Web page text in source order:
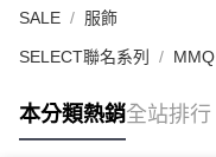
SALE 服飾
SELECT聯名系列 MMQ
本分類熱銷全站排行